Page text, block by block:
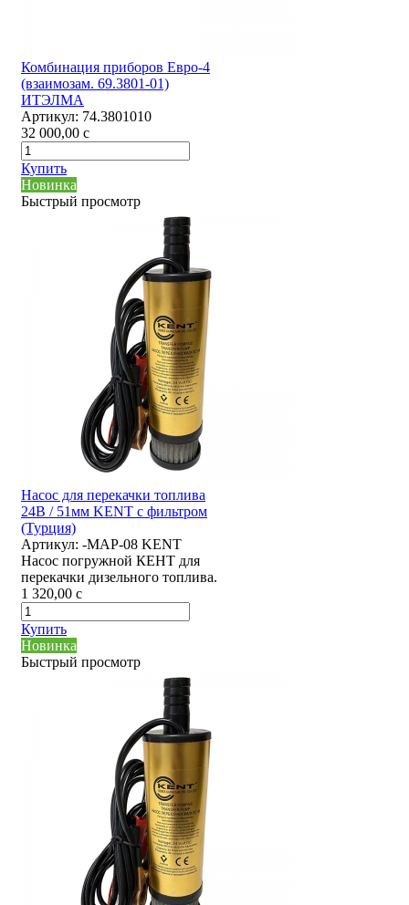
Комбинация приборов Евро-4
(взаимозам. 69.3801-01)
ИТЭЛМА
Артикул: 74.3801010
32 000,00 c
Купить
Новинка
Быстрый просмотр
Насос для перекачки топлива
24В / 51мм KENT с фильтром
(Турция)
Артикул: -MAP-08 KENT
Насос погружной КЕНТ для
перекачки дизельного топлива.
1 320,00 c
Купить
Новинка
Быстрый просмотр